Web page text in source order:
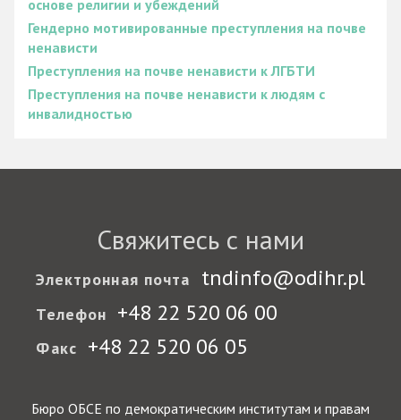
основе религии и убеждений
Гендерно мотивированные преступления на почве
ненависти
Преступления на почве ненависти к ЛГБТИ
Преступления на почве ненависти к людям с
инвалидностью
Свяжитесь с нами
Электронная почта tndinfo@odihr.pl
Телефон +48 22 520 06 00
Факс +48 22 520 06 05
Бюро ОБСЕ по демократическим институтам и правам